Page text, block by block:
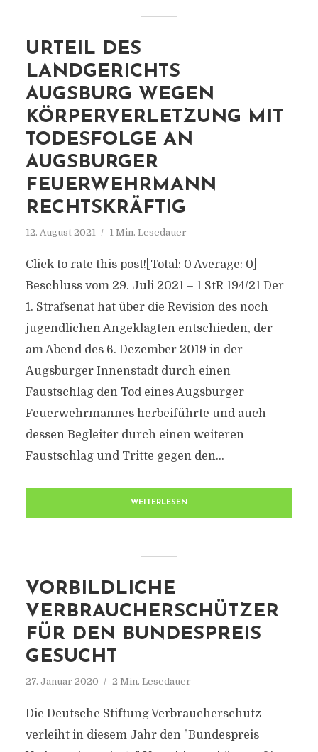
URTEIL DES
LANDGERICHTS
AUGSBURG WEGEN
KÖRPERVERLETZUNG MIT
TODESFOLGE AN
AUGSBURGER
FEUERWEHRMANN
RECHTSKRÄFTIG
12. August 2021 1 Min. Lesedauer
Click to rate this post![Total: 0 Average: 0]
Beschluss vom 29. Juli 2021 – 1 StR 194/21 Der
1. Strafsenat hat über die Revision des noch
jugendlichen Angeklagten entschieden, der
am Abend des 6. Dezember 2019 in der
Augsburger Innenstadt durch einen
Faustschlag den Tod eines Augsburger
Feuerwehrmannes herbeiführte und auch
dessen Begleiter durch einen weiteren
Faustschlag und Tritte gegen den...
WEITERLESEN
VORBILDLICHE
VERBRAUCHERSCHÜTZER
FÜR DEN BUNDESPREIS
GESUCHT
27. Januar 2020 2 Min. Lesedauer
Die Deutsche Stiftung Verbraucherschutz
verleiht in diesem Jahr den "Bundespreis